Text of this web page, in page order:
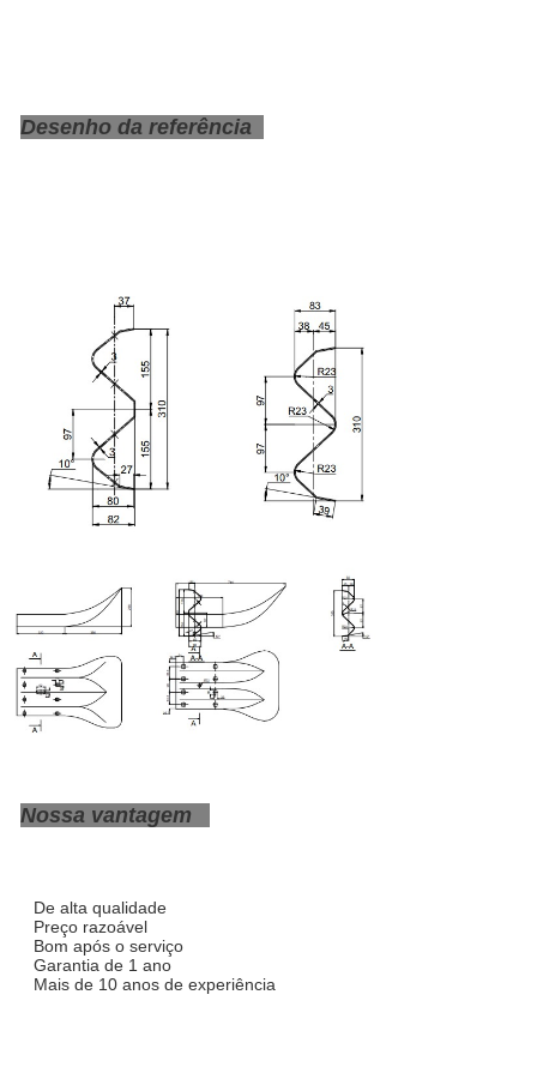
Desenho da referência
Nossa vantagem
De alta qualidade
Preço razoável
Bom após o serviço
Garantia de 1 ano
Mais de 10 anos de experiência